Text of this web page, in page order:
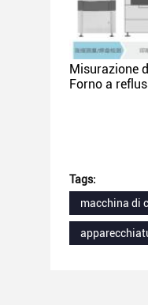
Misurazione
Forno a
Tags:
macchina di